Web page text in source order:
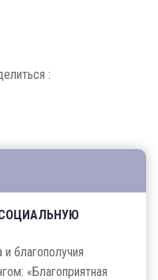
:
благополучия
«Благоприятная